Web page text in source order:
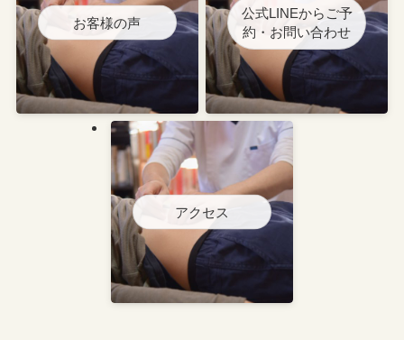
お客様の声
公式LINEからご予
約・お問い合わせ
アクセス